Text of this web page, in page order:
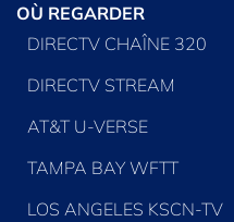
OÙ REGARDER
DIRECTV CHAÎNE 320
DIRECTV STREAM
AT&T U-VERSE
TAMPA BAY WFTT
LOS ANGELES KSCN-TV